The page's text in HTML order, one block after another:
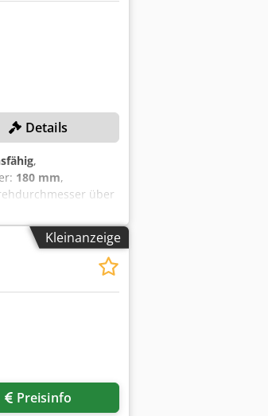
Details
,
180 mm,
über
Ekcex Afdeha
U/min
3.000 N
max.: 3,7 kW
x 1.000 x 1.620
Schnittstelle für
Kleinanzeige
Preisinfo